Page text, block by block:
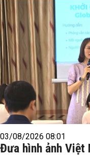
03/08/2026 08:01
Đưa hình ảnh Việt